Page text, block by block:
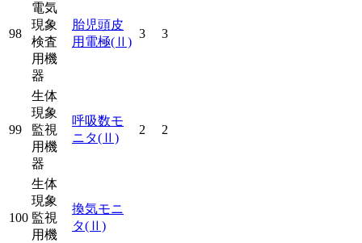
98
電気
現象
検査
用機
器
胎児頭皮
用電極(Ⅱ)
3 3
99
生体
現象
監視
用機
器
呼吸数モ
ニタ(Ⅱ)
2 2
100
生体
現象
監視
用機
換気モニ
タ(Ⅱ)